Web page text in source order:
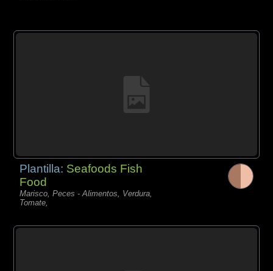
Plantilla: Seafoods Fish
Food
Marisco, Peces - Alimentos, Verdura,
Tomate,